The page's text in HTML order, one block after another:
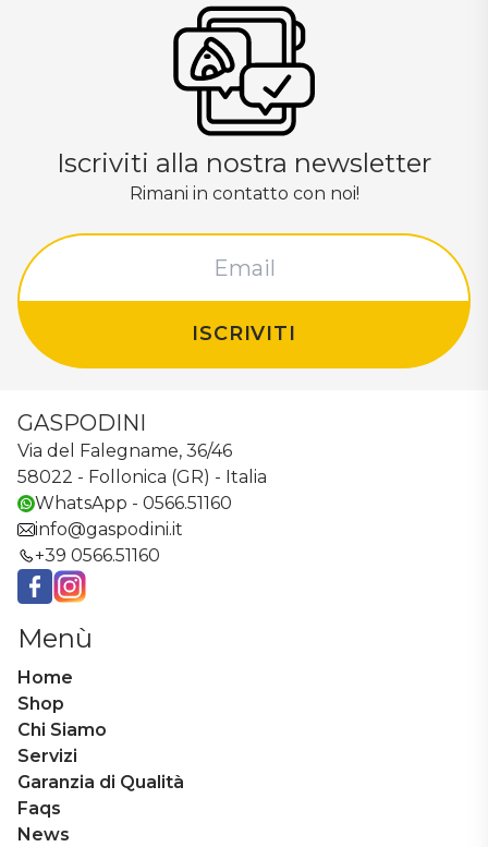
Iscriviti alla nostra newsletter
Rimani in contatto con noi!
ISCRIVITI
GASPODINI
Via del Falegname, 36/46
58022 - Follonica (GR) - Italia
WhatsApp - 0566.51160
info@gaspodini.it
+39 0566.51160
Menù
Home
Shop
Chi Siamo
Servizi
Garanzia di Qualità
Faqs
News